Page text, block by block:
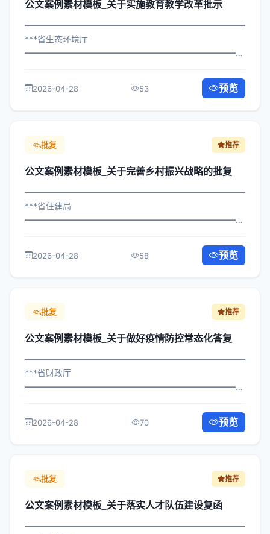
公文案例素材模板_关于实施教育教学改革批示
***省生态环境厅
构： 为深入贯彻落实习近平总书记关...
2026-04-28 53 预览
批复 推荐
公文案例素材模板_关于完善乡村振兴战略的批复
***省住建局
构： 为深入贯彻落实习近平总书记关于...
2026-04-28 58 预览
批复 推荐
公文案例素材模板_关于做好疫情防控常态化答复
***省财政厅
构： 为深入贯彻落实习近平总书记关于...
2026-04-28 70 预览
批复 推荐
公文案例素材模板_关于落实人才队伍建设复函